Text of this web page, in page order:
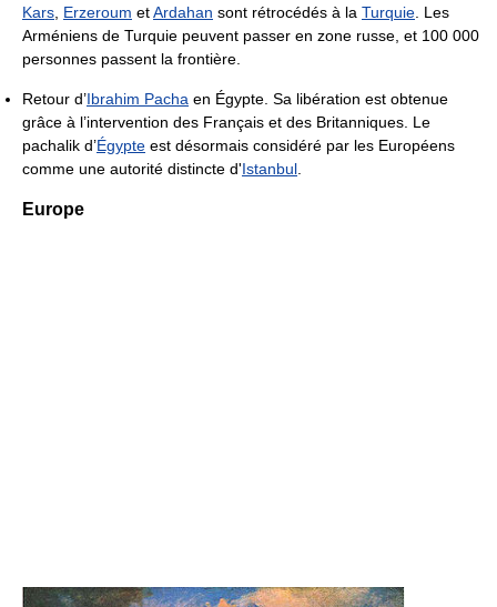
Kars, Erzeroum etArdahan sont rétrocédés à la Turquie. Les
Arméniens de Turquie peuvent passer en zone russe, et 100 000
personnes passent la frontière.
Retour d’Ibrahim Pacha en Égypte. Sa libération est obtenue
grâce à l’intervention des Français et des Britanniques. Le
pachalik d’Égypte est désormais considéré par les Européens
comme une autorité distincte d'Istanbul.
Europe